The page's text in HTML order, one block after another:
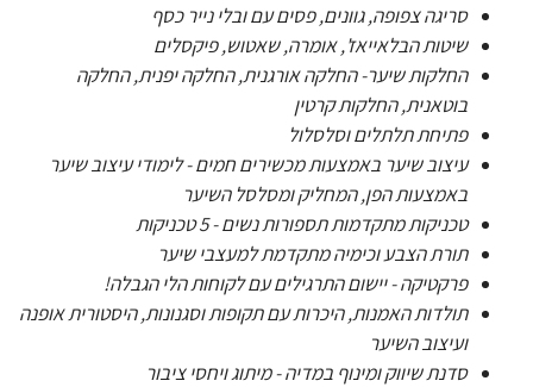
סריגה צפופה, גוונים, פסים עם ובלי נייר כסף
שיטות הבלאייאז', אומרה, שאטוש, פיקסלים
החלקות שיער- החלקה אורגנית, החלקה יפנית, החלקה
בוטאנית, החלקות קרטין
פתיחת תלתלים וסלסלול
עיצוב שיער באמצעות מכשירים חמים - לימודי עיצוב שיער
באמצעות הפן, המחליק ומסלסל השיער
טכניקות מתקדמות תספורות נשים - 5 טכניקות
תורת הצבע וכימיה מתקדמת למעצבי שיער
פרקטיקה - יישום התרגילים עם לקוחות הלי הגבלה!
תולדות האמנות, היכרות עם תקופות וסגנונות, היסטורית אופנה
ועיצוב השיער
סדנת שיווק ומינוף במדיה - מיתוג ויחסי ציבור